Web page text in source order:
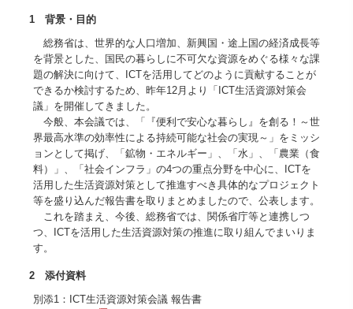
1 背景・目的
総務省は、世界的な人口増加、新興国・途上国の経済成長等
を背景とした、国民の暮らしに不可欠な資源をめぐる様々な課
題の解決に向けて、ICTを活用してどのように貢献することが
できるか検討するため、昨年12月より「ICT生活資源対策会
議」を開催してきました。
今般、本会議では、「『便利で安心な暮らし』を創る！～世
界最高水準の効率性による持続可能な社会の実現～」をミッシ
ョンとして掲げ、「鉱物・エネルギー」、「水」、「農業（食
料）」、「社会インフラ」の4つの重点分野を中心に、ICTを
活用した生活資源対策として推進すべき具体的なプロジェクト
等を盛り込んだ報告書を取りまとめましたので、公表します。
これを踏まえ、今後、総務省では、関係省庁等と連携しつ
つ、ICTを活用した生活資源対策の推進に取り組んでまいりま
す。
2 添付資料
別添1：ICT生活資源対策会議 報告書